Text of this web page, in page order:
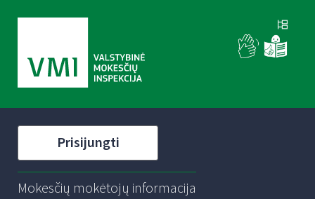
Prisijungti
Mokesčių mokėtojų informacija